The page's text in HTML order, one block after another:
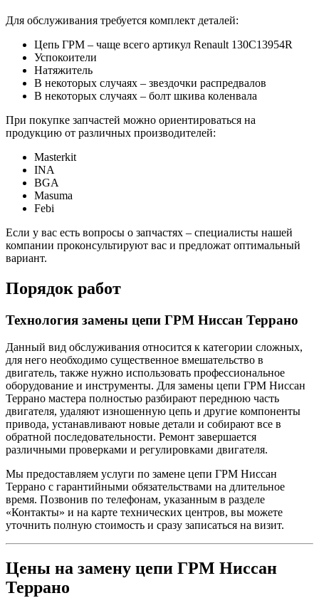
Для обслуживания требуется комплект деталей:
Цепь ГРМ – чаще всего артикул Renault 130C13954R
Успокоители
Натяжитель
В некоторых случаях – звездочки распредвалов
В некоторых случаях – болт шкива коленвала
При покупке запчастей можно ориентироваться на
продукцию от различных производителей:
Masterkit
INA
BGA
Masuma
Febi
Если у вас есть вопросы о запчастях – специалисты нашей
компании проконсультируют вас и предложат оптимальный
вариант.
Порядок работ
Технология замены цепи ГРМ Ниссан Террано
Данный вид обслуживания относится к категории сложных,
для него необходимо существенное вмешательство в
двигатель, также нужно использовать профессиональное
оборудование и инструменты. Для замены цепи ГРМ Ниссан
Террано мастера полностью разбирают переднюю часть
двигателя, удаляют изношенную цепь и другие компоненты
привода, устанавливают новые детали и собирают все в
обратной последовательности. Ремонт завершается
различными проверками и регулировками двигателя.
Мы предоставляем услуги по замене цепи ГРМ Ниссан
Террано с гарантийными обязательствами на длительное
время. Позвонив по телефонам, указанным в разделе
«Контакты» и на карте технических центров, вы можете
уточнить полную стоимость и сразу записаться на визит.
Цены на замену цепи ГРМ Ниссан
Террано